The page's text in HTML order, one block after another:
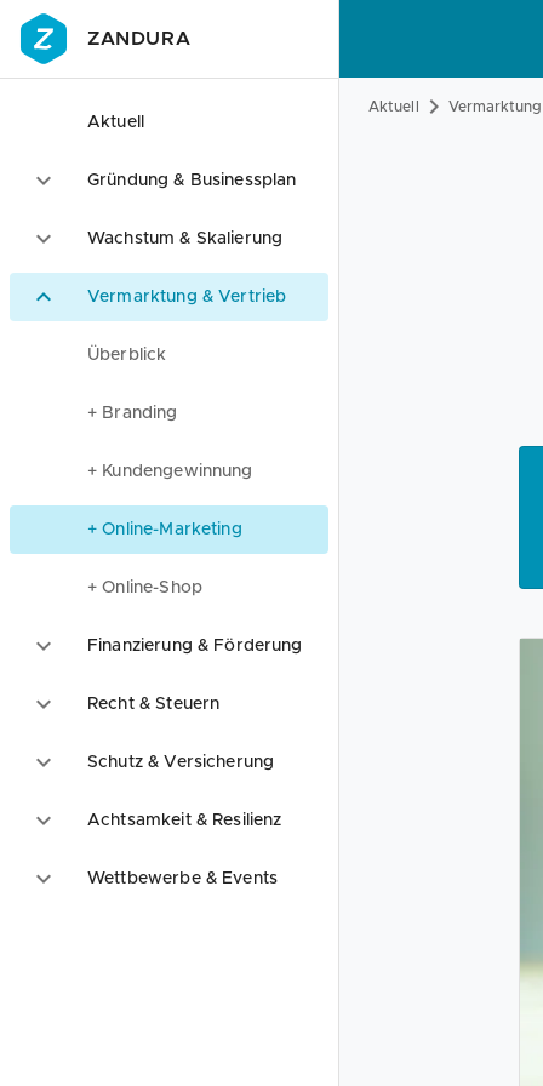
ZANDURA
Aktuell
Gründung & Businessplan
Wachstum & Skalierung
Vermarktung & Vertrieb
Überblick
+ Branding
+ Kundengewinnung
+ Online-Marketing
+ Online-Shop
Finanzierung & Förderung
Recht & Steuern
Schutz & Versicherung
Achtsamkeit & Resilienz
Wettbewerbe & Events
Aktuell